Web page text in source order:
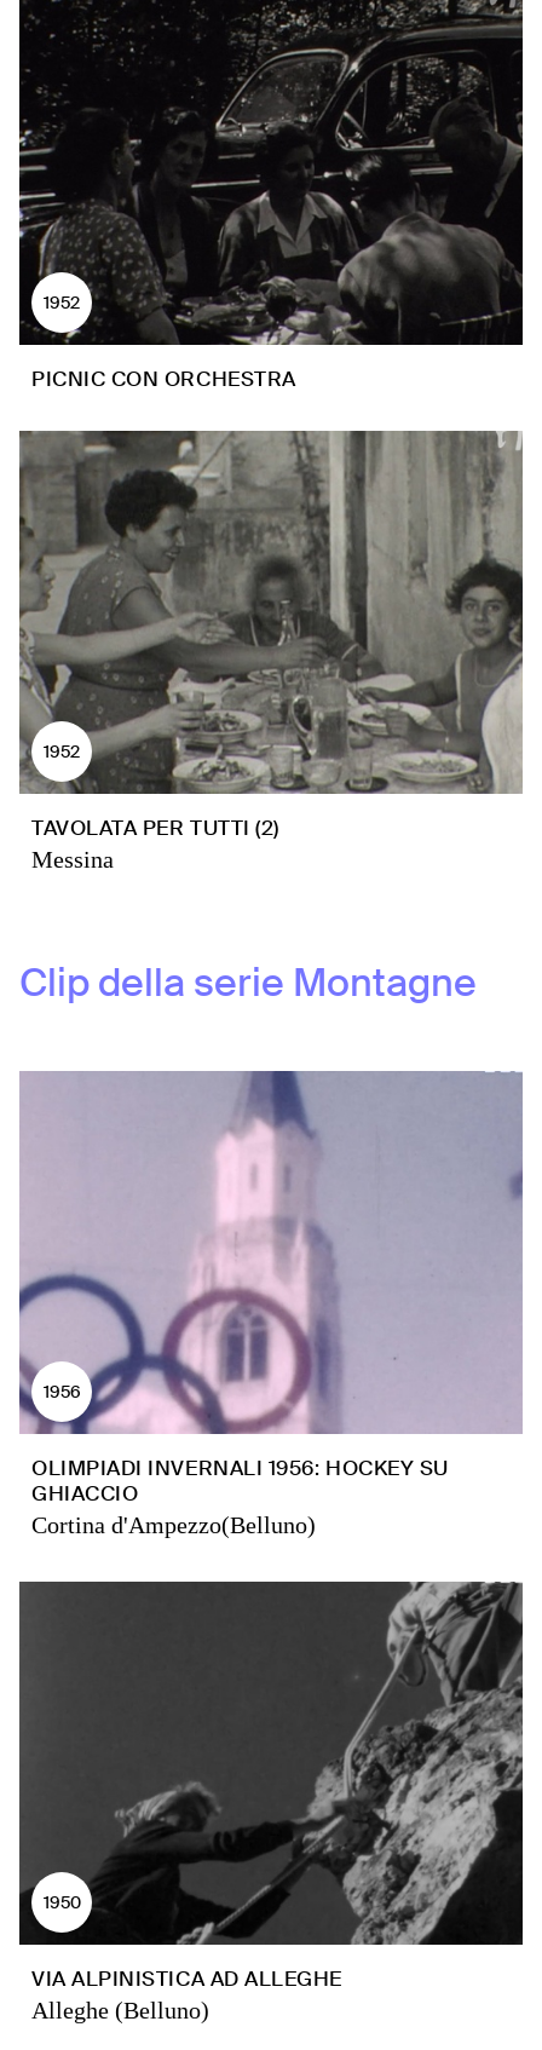
1952
PICNIC CON ORCHESTRA
1952
TAVOLATA PER TUTTI (2)
Messina
Clip della serie Montagne
1956
OLIMPIADI INVERNALI 1956: HOCKEY SU
GHIACCIO
Cortina d'Ampezzo(Belluno)
1950
VIA ALPINISTICA AD ALLEGHE
Alleghe (Belluno)